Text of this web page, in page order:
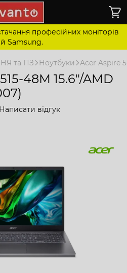
професійних моніторів
Samsung.
та ПЗ Ноутбуки Acer Aspire 5
48M 15.6"/AMD
Написати відгук